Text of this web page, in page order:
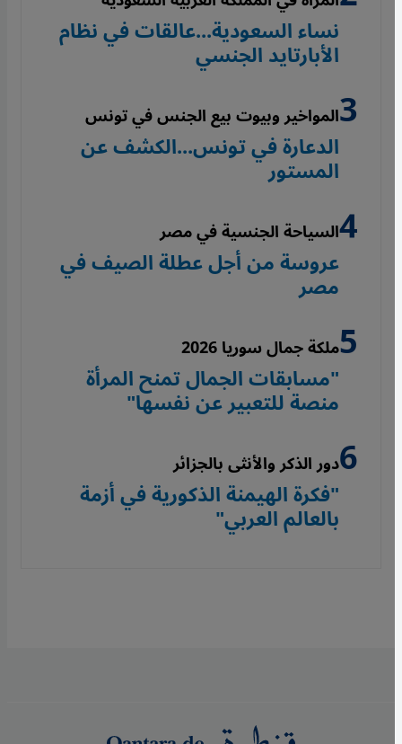
نساء السعودية...عالقات في نظام
الأبارتايد الجنسي
المواخير وبيوت بيع الجنس في تونس
الدعارة في تونس...الكشف عن
المستور
السياحة الجنسية في مصر
عروسة من أجل عطلة الصيف في
مصر
ملكة جمال سوريا 2026
"مسابقات الجمال تمنح المرأة
منصة للتعبير عن نفسها"
دور الذكر والأنثى بالجزائر
"فكرة الهيمنة الذكورية في أزمة
بالعالم العربي"